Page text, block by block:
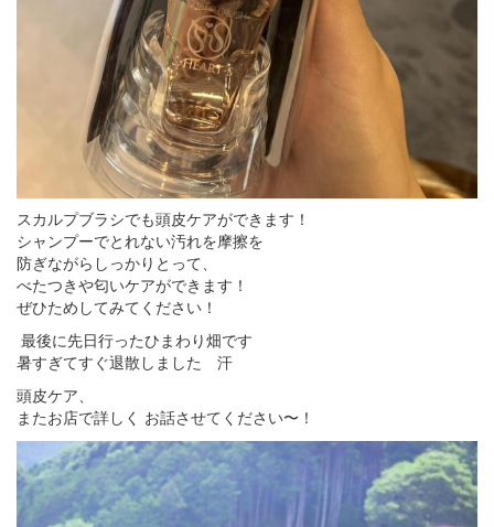
スカルプブラシでも頭皮ケアができます！
シャンプーでとれない汚れを摩擦を
防ぎながらしっかりとって、
べたつきや匂いケアができます！
ぜひためしてみてください！
最後に先日行ったひまわり畑です
暑すぎてすぐ退散しました 汗
頭皮ケア、
またお店で詳しく お話させてください〜！